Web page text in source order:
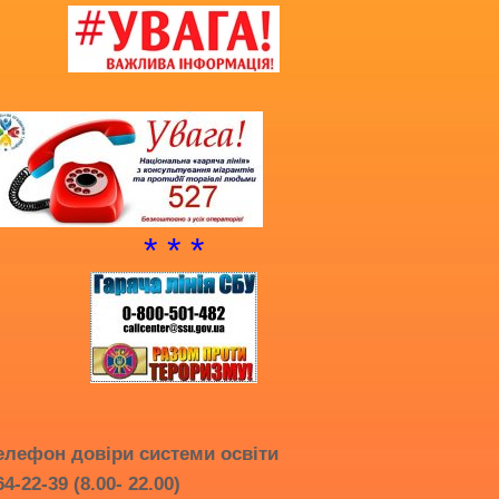
Благодійна допомога
Додаткова інформація
(вихованців)
НМТ 2025
* * *
довіри системи освіти
22-39 (8.00- 22.00)